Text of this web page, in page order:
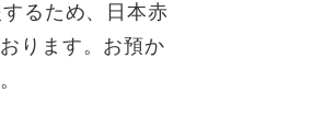
るため、日本赤
ります。お預か